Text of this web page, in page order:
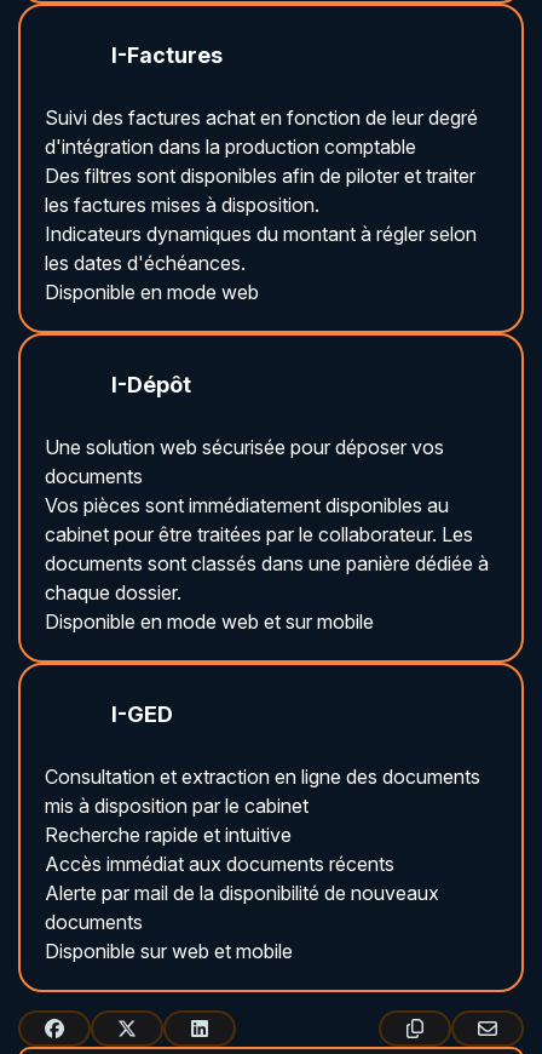
I-Factures
Suivi des factures achat en fonction de leur degré
d'intégration dans la production comptable
Des filtres sont disponibles afin de piloter et traiter
les factures mises à disposition.
Indicateurs dynamiques du montant à régler selon
les dates d'échéances.
Disponible en mode web
I-Dépôt
Une solution web sécurisée pour déposer vos
documents
Vos pièces sont immédiatement disponibles au
cabinet pour être traitées par le collaborateur. Les
documents sont classés dans une panière dédiée à
chaque dossier.
Disponible en mode web et sur mobile
I-GED
Consultation et extraction en ligne des documents
mis à disposition par le cabinet
Recherche rapide et intuitive
Accès immédiat aux documents récents
Alerte par mail de la disponibilité de nouveaux
documents
Disponible sur web et mobile